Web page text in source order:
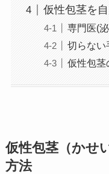
仮性包茎を
専門医(
切らない
仮性包茎
仮性包茎（かせ
方法